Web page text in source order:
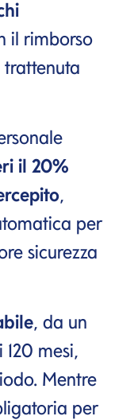
il rimborso
il 20%
,
per
sicurezza
, da un
mesi,
Mentre
per